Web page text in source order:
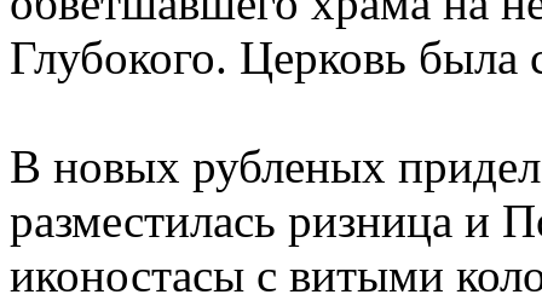
Глубокого. Церковь была
В новых рубленых
разместилась ризница и
иконостасы с витыми